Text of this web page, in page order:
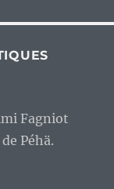
Fagniot
Péhä.